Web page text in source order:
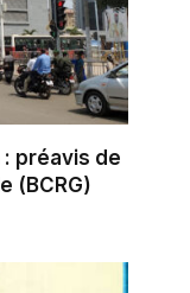
préavis de
(BCRG)